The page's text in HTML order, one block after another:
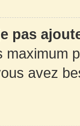
pas
maximum
avez